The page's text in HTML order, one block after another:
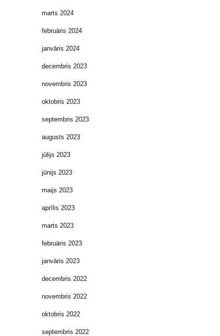
marts 2024
februāris 2024
janvāris 2024
decembris 2023
novembris 2023
oktobris 2023
septembris 2023
augusts 2023
jūlijs 2023
jūnijs 2023
maijs 2023
aprīlis 2023
marts 2023
februāris 2023
janvāris 2023
decembris 2022
novembris 2022
oktobris 2022
septembris 2022